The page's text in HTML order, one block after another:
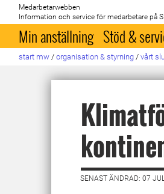
startsida
Medarbetarwebben
Information och service för medarbetare på
Min anställning Stöd &
start mw / organisation & styrning / vårt
SENAST ÄNDRAD: 07